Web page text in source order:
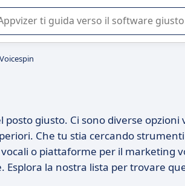
o nella scelta di un software SaaS per la
giusto. Ci sono diverse
Che tu stia cercando
o piattaforme per il marketing
la nostra lista per trovare